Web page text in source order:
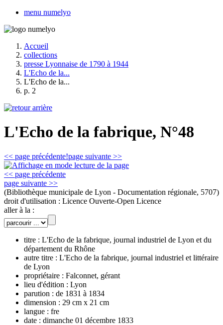
menu numelyo
Accueil
collections
presse Lyonnaise de 1790 à 1944
L'Echo de la...
L'Echo de la...
p. 2
L'Echo de la fabrique, N°48
<< page précédente!page suivante >>
<< page précédente
page suivante >>
(Bibliothèque municipale de Lyon - Documentation régionale, 5707)
droit d'utilisation : Licence Ouverte-Open Licence
aller à la :
titre : L'Echo de la fabrique, journal industriel de Lyon et du
département du Rhône
autre titre : L'Echo de la fabrique, journal industriel et littéraire
de Lyon
propriétaire : Falconnet, gérant
lieu d'édition : Lyon
parution : de 1831 à 1834
dimension : 29 cm x 21 cm
langue : fre
date : dimanche 01 décembre 1833